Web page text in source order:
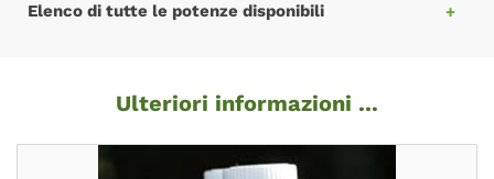
Elenco di tutte le potenze disponibili
Ulteriori informazioni ...